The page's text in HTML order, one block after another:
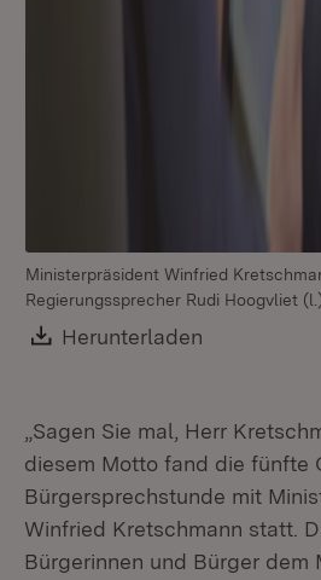
Ministerpräsident Winfried
Regierungssprecher Rudi Hoogvliet
Download:
Herunterladen
„Sagen Sie mal, Herr
diesem Motto fand die fünfte
Bürgersprechstunde mit
Winfried Kretschmann statt.
Bürgerinnen und Bürger dem